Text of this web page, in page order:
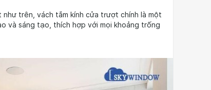
như trên, vách tắm kính cửa trượt chính là một
và sáng tạo, thích hợp với mọi khoảng trống